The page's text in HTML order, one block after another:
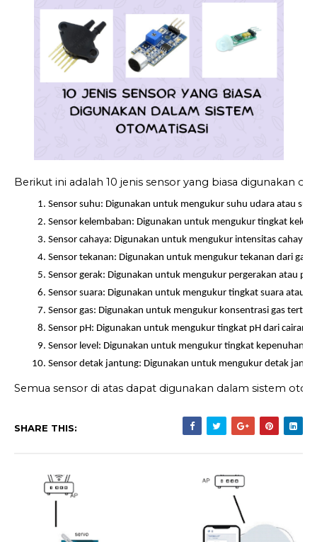
Berikut ini adalah 10 jenis sensor yang biasa digunakan
Sensor suhu: Digunakan untuk mengukur suhu udara atau
Sensor kelembaban: Digunakan untuk mengukur tingkat
Sensor cahaya: Digunakan untuk mengukur intensitas
Sensor tekanan: Digunakan untuk mengukur tekanan dari gas
Sensor gerak: Digunakan untuk mengukur pergerakan atau
Sensor suara: Digunakan untuk mengukur tingkat suara atau
Sensor gas: Digunakan untuk mengukur konsentrasi gas
Sensor pH: Digunakan untuk mengukur tingkat pH dari cairan.
Sensor level: Digunakan untuk mengukur tingkat kepenuhan
Sensor detak jantung: Digunakan untuk mengukur detak
Semua sensor di atas dapat digunakan dalam sistem
SHARE THIS: